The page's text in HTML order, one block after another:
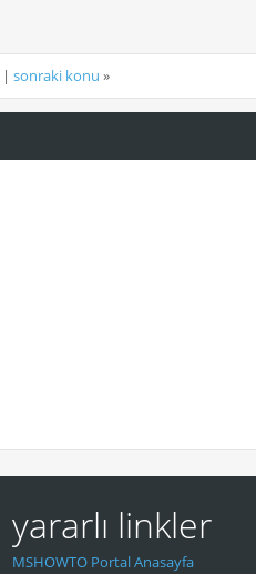
| sonraki konu »
yararlı linkler
MSHOWTO Portal Anasayfa